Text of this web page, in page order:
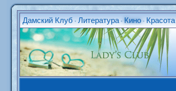
Дамский Клуб •Литература •Кино • Красота